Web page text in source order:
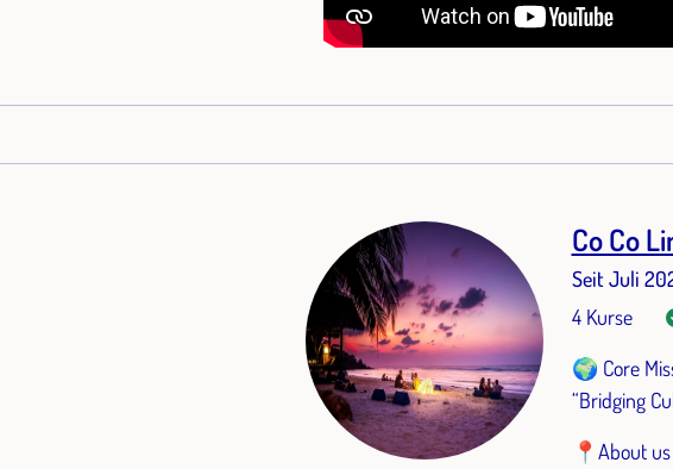
Co Co
Seit Juli
4 Kurse
🌍 Core
“Bridging
📍About us